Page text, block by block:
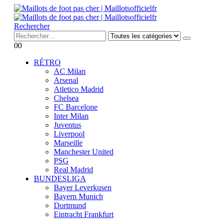
Rechercher
00
RÉTRO
AC Milan
Arsenal
Atletico Madrid
Chelsea
FC Barcelone
Inter Milan
Juventus
Liverpool
Marseille
Manchester United
PSG
Real Madrid
BUNDESLIGA
Bayer Leverkusen
Bayern Munich
Dortmund
Eintracht Frankfurt